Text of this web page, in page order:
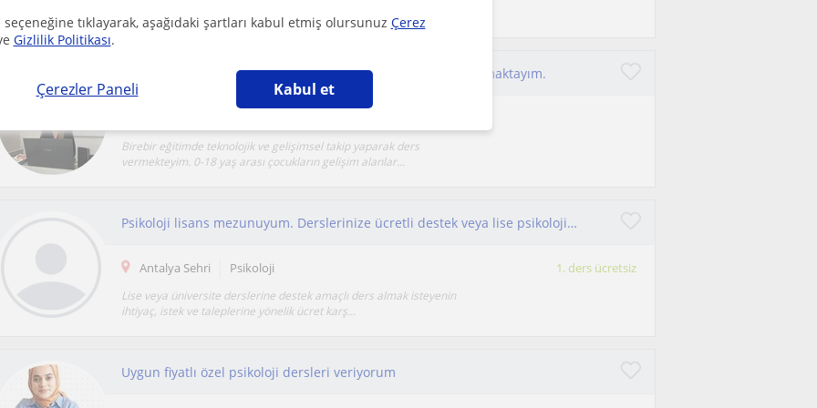
tıklayarak, aşağıdaki şartları kabul etmiş olursunuz Çerez
Gizlilik Politikası.
Çerezler Paneli Kabul et
3-6 yaş arası çocukların tüm gelişim alanlarına yönelik çalışmaktayım.
Birebir eğitimde teknolojik ve gelişimsel takip yaparak ders
vermekteyim. 0-18 yaş arası çocukların gelişim alanlar...
Psikoloji lisans mezunuyum. Derslerinize ücretli destek veya lise psikoloji, sosyoloji ve felsefe dersleri için ulaşabilirsiniz
Antalya Sehri Psikoloji 1. ders ücretsiz
Lise veya üniversite derslerine destek amaçlı ders almak isteyenin
ihtiyaç, istek ve taleplerine yönelik ücret karş...
Uygun fiyatlı özel psikoloji dersleri veriyorum